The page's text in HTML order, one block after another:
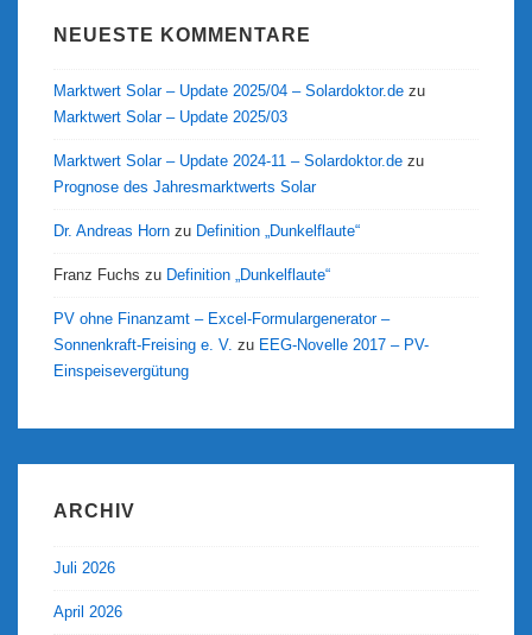
NEUESTE KOMMENTARE
Marktwert Solar – Update 2025/04 – Solardoktor.de zu
Marktwert Solar – Update 2025/03
Marktwert Solar – Update 2024-11 – Solardoktor.de zu
Prognose des Jahresmarktwerts Solar
Dr. Andreas Horn zu Definition „Dunkelflaute“
Franz Fuchs zu Definition „Dunkelflaute“
PV ohne Finanzamt – Excel-Formulargenerator –
Sonnenkraft-Freising e. V. zu EEG-Novelle 2017 – PV-
Einspeisevergütung
ARCHIV
Juli 2026
April 2026